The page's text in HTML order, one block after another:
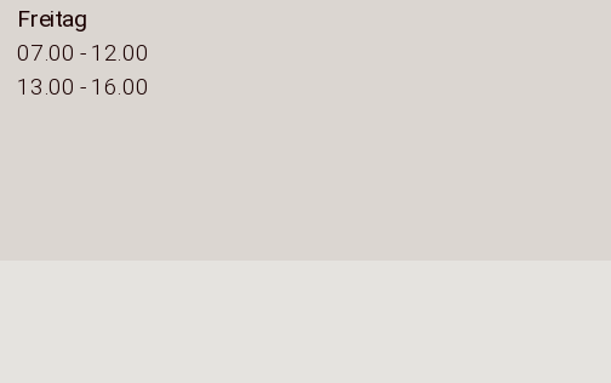
Freitag
07.00 - 12.00
13.00 - 16.00